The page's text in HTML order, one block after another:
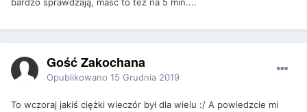
bardzo sprawdzają, maść to też na 5 min....
Gość Zakochana
Opublikowano 15 Grudnia 2019
To wczoraj jakiś ciężki wieczór był dla wielu :/ A powiedzcie mi